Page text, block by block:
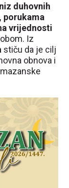
niz duhovnih
porukama
vrijednosti
Iz
stiču da je cilj
obnova i